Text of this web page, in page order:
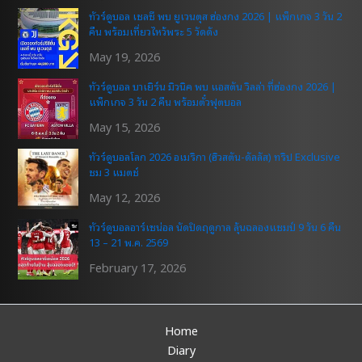
ทัวร์ดูบอล เชลซี พบ ยูเวนตุส ฮ่องกง 2026 | แพ็กเกจ 3 วัน 2
คืน พร้อมเที่ยวไหว้พระ 5 วัดดัง
May 19, 2026
ทัวร์ดูบอล บาเยิร์น มิวนิค พบ แอสตัน วิลล่า ที่ฮ่องกง 2026 |
แพ็กเกจ 3 วัน 2 คืน พร้อมตั๋วฟุตบอล
May 15, 2026
ทัวร์ดูบอลโลก 2026 อเมริกา (ฮิวสตัน-ดัลลัส) ทริป Exclusive
ชม 3 แมตช์
May 12, 2026
ทัวร์ดูบอลอาร์เซน่อล นัดปิดฤดูกาล ลุ้นฉลองแชมป์ 9 วัน 6 คืน
13 – 21 พ.ค. 2569
February 17, 2026
Home
Diary